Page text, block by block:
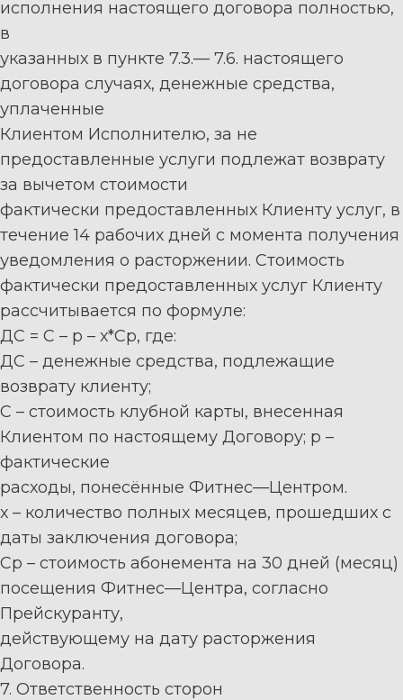
исполнения настоящего договора полностью,
в
указанных в пункте 7.3.— 7.6. настоящего
договора случаях, денежные средства,
уплаченные
Клиентом Исполнителю, за не
предоставленные услуги подлежат возврату
за вычетом стоимости
фактически предоставленных Клиенту услуг, в
течение 14 рабочих дней с момента получения
уведомления о расторжении. Стоимость
фактически предоставленных услуг Клиенту
рассчитывается по формуле:
ДС = С – р – х*Ср, где:
ДС – денежные средства, подлежащие
возврату клиенту;
С – стоимость клубной карты, внесенная
Клиентом по настоящему Договору; р –
фактические
расходы, понесённые Фитнес—Центром.
х – количество полных месяцев, прошедших с
даты заключения договора;
Ср – стоимость абонемента на 30 дней (месяц)
посещения Фитнес—Центра, согласно
Прейскуранту,
действующему на дату расторжения
Договора.
7. Ответственность сторон